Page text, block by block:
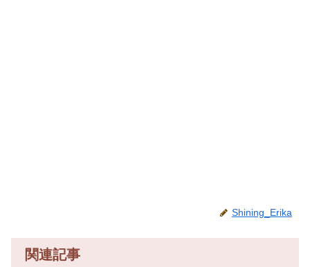
Shining_Erika
関連記事